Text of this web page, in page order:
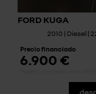
FORD KUGA
2010 | Diesel |
Precio financiado
6.900 €